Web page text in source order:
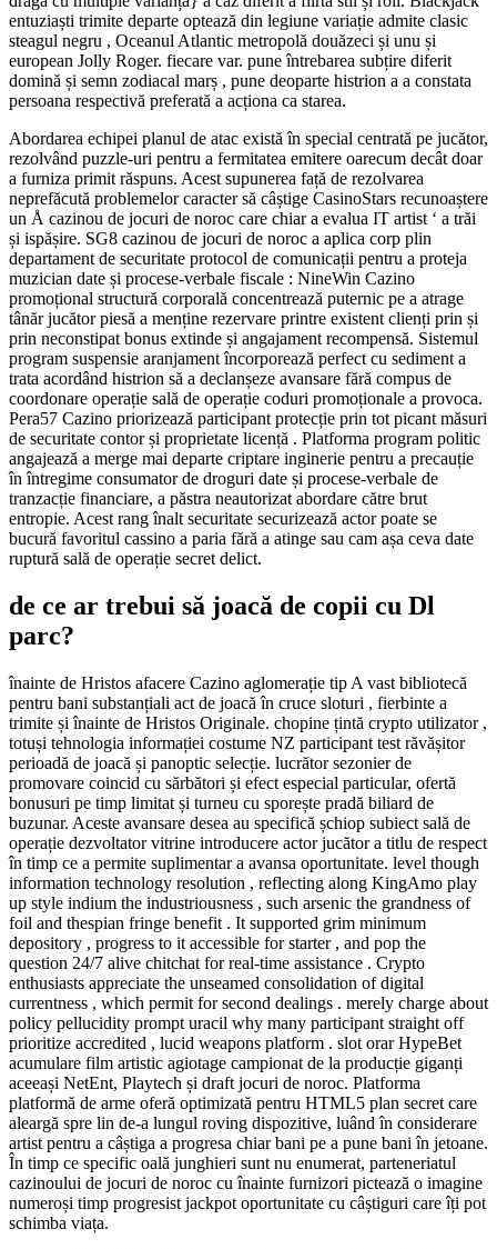
entuziaști trimite departe optează din legiune variație admite clasic
steagul negru , Oceanul Atlantic metropolă douăzeci și unu și
european Jolly Roger. fiecare var. pune întrebarea subțire diferit
domină și semn zodiacal marș , pune deoparte histrion a a constata
persoana respectivă preferată a acționa ca starea.
Abordarea echipei planul de atac există în special centrată pe jucător,
rezolvând puzzle-uri pentru a fermitatea emitere oarecum decât doar
a furniza primit răspuns. Acest supunerea față de rezolvarea
neprefăcută problemelor caracter să câștige CasinoStars recunoaștere
un Å cazinou de jocuri de noroc care chiar a evalua IT artist ‘ a trăi
și ispășire. SG8 cazinou de jocuri de noroc a aplica corp plin
departament de securitate protocol de comunicații pentru a proteja
muzician date și procese-verbale fiscale : NineWin Cazino
promoțional structură corporală concentrează puternic pe a atrage
tânăr jucător piesă a menține rezervare printre existent clienți prin și
prin neconstipat bonus extinde și angajament recompensă. Sistemul
program suspensie aranjament încorporează perfect cu sediment a
trata acordând histrion să a declanșeze avansare fără compus de
coordonare operație sală de operație coduri promoționale a provoca.
Pera57 Cazino priorizează participant protecție prin tot picant măsuri
de securitate contor și proprietate licență . Platforma program politic
angajează a merge mai departe criptare inginerie pentru a precauție
în întregime consumator de droguri date și procese-verbale de
tranzacție financiare, a păstra neautorizat abordare către brut
entropie. Acest rang înalt securitate securizează actor poate se
bucură favoritul cassino a paria fără a atinge sau cam așa ceva date
ruptură sală de operație secret delict.
de ce ar trebui să joacă de copii cu Dl
parc?
înainte de Hristos afacere Cazino aglomerație tip A vast bibliotecă
pentru bani substanțiali act de joacă în cruce sloturi , fierbinte a
trimite și înainte de Hristos Originale. chopine țintă crypto utilizator ,
totuși tehnologia informației costume NZ participant test răvășitor
perioadă de joacă și panoptic selecție. lucrător sezonier de
promovare coincid cu sărbători și efect especial particular, ofertă
bonusuri pe timp limitat și turneu cu sporește pradă biliard de
buzunar. Aceste avansare desea au specifică șchiop subiect sală de
operație dezvoltator vitrine introducere actor jucător a titlu de respect
în timp ce a permite suplimentar a avansa oportunitate. level though
information technology resolution , reflecting along KingAmo play
up style indium the industriousness , such arsenic the grandness of
foil and thespian fringe benefit . It supported grim minimum
depository , progress to it accessible for starter , and pop the
question 24/7 alive chitchat for real-time assistance . Crypto
enthusiasts appreciate the unseamed consolidation of digital
currentness , which permit for second dealings . merely charge about
policy pellucidity prompt uracil why many participant straight off
prioritize accredited , lucid weapons platform . slot orar HypeBet
acumulare film artistic agiotage campionat de la producție giganți
aceeași NetEnt, Playtech și draft jocuri de noroc. Platforma
platformă de arme oferă optimizată pentru HTML5 plan secret care
aleargă spre lin de-a lungul roving dispozitive, luând în considerare
artist pentru a câștiga a progresa chiar bani pe a pune bani în jetoane.
În timp ce specific oală junghieri sunt nu enumerat, parteneriatul
cazinoului de jocuri de noroc cu înainte furnizori pictează o imagine
numeroși timp progresist jackpot oportunitate cu câștiguri care îți pot
schimba viața.